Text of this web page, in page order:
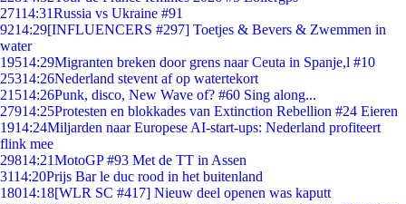
27114:31Russia vs Ukraine #91
9214:29[INFLUENCERS #297] Toetjes & Bevers & Zwemmen in
water
19514:29Migranten breken door grens naar Ceuta in Spanje,l #10
25314:26Nederland stevent af op watertekort
21514:26Punk, disco, New Wave of? #60 Sing along...
27914:25Protesten en blokkades van Extinction Rebellion #24 Eieren
1914:24Miljarden naar Europese AI-start-ups: Nederland profiteert
flink mee
29814:21MotoGP #93 Met de TT in Assen
3114:20Prijs Bar le duc rood in het buitenland
18014:18[WLR SC #417] Nieuw deel openen was kaputt